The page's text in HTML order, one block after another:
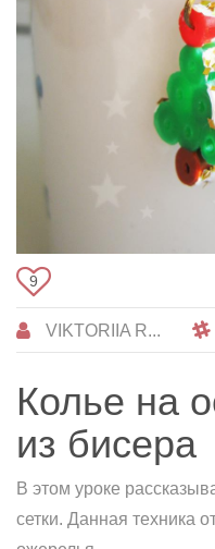
9
VIKTORIIA R...
Колье на
из бисера
В этом уроке
сетки. Данная техника